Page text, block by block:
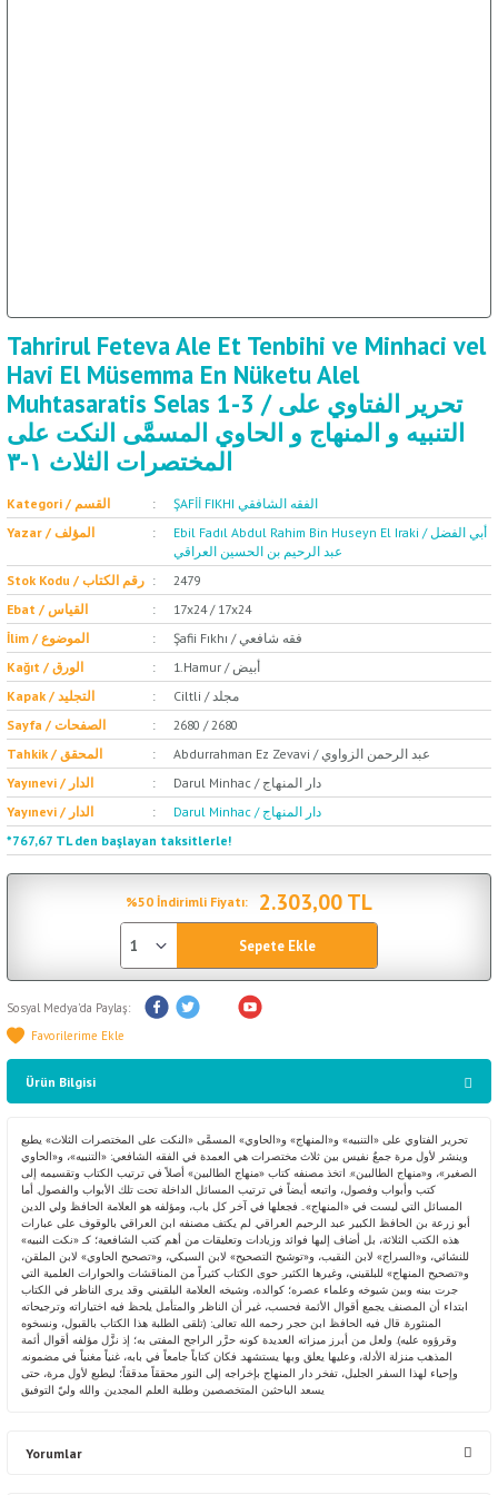
Tahrirul Feteva Ale Et Tenbihi ve Minhaci vel
Havi El Müsemma En Nüketu Alel
Muhtasaratis Selas 1-3 / تحرير الفتاوي على
التنبيه و المنهاج و الحاوي المسمَّى النكت على
المختصرات الثلاث ١-٣
Kategori / القسم
ŞAFİİ FIKHI الفقه الشافقي
Yazar / المؤلف
Ebil Fadıl Abdul Rahim Bin Huseyn El Iraki / أبي الفضل
عبد الرحيم بن الحسين العراقي
Stok Kodu / رقم الكتاب
2479
Ebat / القياس
17x24 / 17x24
İlim / الموضوع
Şafii Fıkhı / فقه شافعي
Kağıt / الورق
1.Hamur / أبيض
Kapak / التجليد
Ciltli / مجلد
Sayfa / الصفحات
2680 / 2680
Tahkik / المحقق
Abdurrahman Ez Zevavi / عبد الرحمن الزواوي
Yayınevi / الدار
Darul Minhac / دار المنهاج
Yayınevi / الدار
Darul Minhac / دار المنهاج
*767,67 TL den başlayan taksitlerle!
%50 İndirimli Fiyatı: 2.303,00 TL
Sepete Ekle
Sosyal Medya'da Paylaş:
Ürün Bilgisi
تحرير الفتاوي على «التنبيه» و«المنهاج» و«الحاوي» المسمَّى «النكت على المختصرات الثلاث» يطبع
وينشر لأول مرة جمعٌ نفيس بين ثلاث مختصرات هي العمدة في الفقه الشافعي: «التنبيه»، و«الحاوي
الصغير»، و«منهاج الطالبين». اتخذ مصنفه كتاب «منهاج الطالبين» أصلاً في ترتيب الكتاب وتقسيمه إلى
كتب وأبواب وفصول، واتبعه أيضاً في ترتيب المسائل الداخلة تحت تلك الأبواب والفصول. أما
المسائل التي ليست في «المنهاج».. فجعلها في آخر كل باب، ومؤلفه هو العلامة الحافظ ولي الدين
أبو زرعة بن الحافظ الكبير عبد الرحيم العراقي. لم يكتف مصنفه ابن العراقي بالوقوف على عبارات
هذه الكتب الثلاثة، بل أضاف إليها فوائد وزيادات وتعليقات من أهم كتب الشافعية؛ كـ «نكت النبيه»
للنشائي، و«السراج» لابن النقيب، و«توشيح التصحيح» لابن السبكي، و«تصحيح الحاوي» لابن الملقن،
و«تصحيح المنهاج» للبلقيني، وغيرها الكثير. حوى الكتاب كثيراً من المناقشات والحوارات العلمية التي
جرت بينه وبين شيوخه وعلماء عصره؛ كوالده، وشيخه العلامة البلقيني. وقد يرى الناظر في الكتاب
ابتداء أن المصنف يجمع أقوال الأئمة فحسب، غير أن الناظر والمتأمل يلحظ فيه اختياراته وترجيحاته
المنثورة. قال فيه الحافظ ابن حجر رحمه الله تعالى: (تلقى الطلبة هذا الكتاب بالقبول، ونسخوه
وقرؤوه عليه). ولعل من أبرز ميزاته العديدة كونه حرَّر الراجح المفتى به؛ إذ نزَّل مؤلفه أقوال أئمة
المذهب منزلة الأدلة، وعليها يعلق وبها يستشهد. فكان كتاباً جامعاً في بابه، غنياً مغنياً في مضمونه.
وإحياء لهذا السفر الجليل، تفخر دار المنهاج بإخراجه إلى النور محققاً مدققاً؛ ليطبع لأول مرة، حتى
يسعد الباحثين المتخصصين وطلبة العلم المجدين. والله وليّ التوفيق
Yorumlar